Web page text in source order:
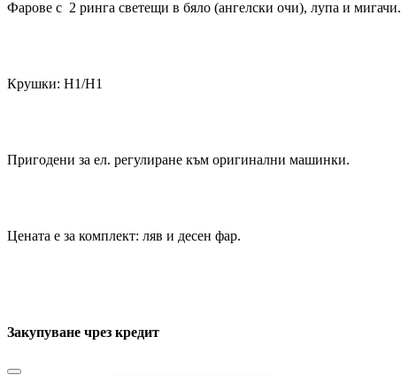
Фарове с 2 ринга светещи в бяло (ангелски очи), лупа и мигачи.
Крушки: Н1/Н1
Пригодени за ел. регулиране към оригинални машинки.
Цената е за комплект: ляв и десен фар.
Закупуване чрез кредит